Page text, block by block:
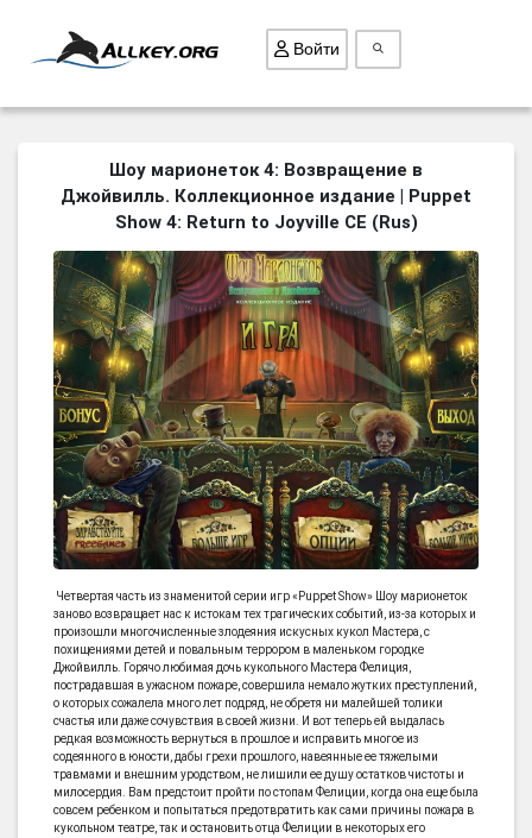
ВСЕ ИГРЫ
ПОИСК ПРЕДМЕТОВ
БИЗНЕС
ТРИ-В-РЯД
СТРАТЕГИИ
СТРЕЛЯЛКИ
КВЕСТ
КАК СКАЧАТЬ
НОВОСТИ
Войти
Шоу марионеток 4: Возвращение в
Джойвилль. Коллекционное издание | Puppet
Show 4: Return to Joyville CE (Rus)
Четвертая часть из знаменитой серии игр «Puppet Show» Шоу марионеток
заново возвращает нас к истокам тех трагических событий, из-за которых и
произошли многочисленные злодеяния искусных кукол Мастера, с
похищениями детей и повальным террором в маленьком городке
Джойвилль. Горячо любимая дочь кукольного Мастера Фелиция,
пострадавшая в ужасном пожаре, совершила немало жутких преступлений,
о которых сожалела много лет подряд, не обретя ни малейшей толики
счастья или даже сочувствия в своей жизни. И вот теперь ей выдалась
редкая возможность вернуться в прошлое и исправить многое из
содеянного в юности, дабы грехи прошлого, навеянные ее тяжелыми
травмами и внешним уродством, не лишили ее душу остатков чистоты и
милосердия. Вам предстоит пройти по стопам Фелиции, когда она еще была
совсем ребенком и попытаться предотвратить как сами причины пожара в
кукольном театре, так и остановить отца Фелиции в некоторых его